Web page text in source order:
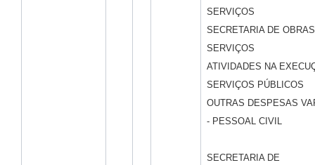
SERVIÇOS
SECRETARIA DE
SERVIÇOS
ATIVIDADES NA
SERVIÇOS PÚBLICOS
OUTRAS DESPESAS
- PESSOAL CIVIL
SECRETARIA DE